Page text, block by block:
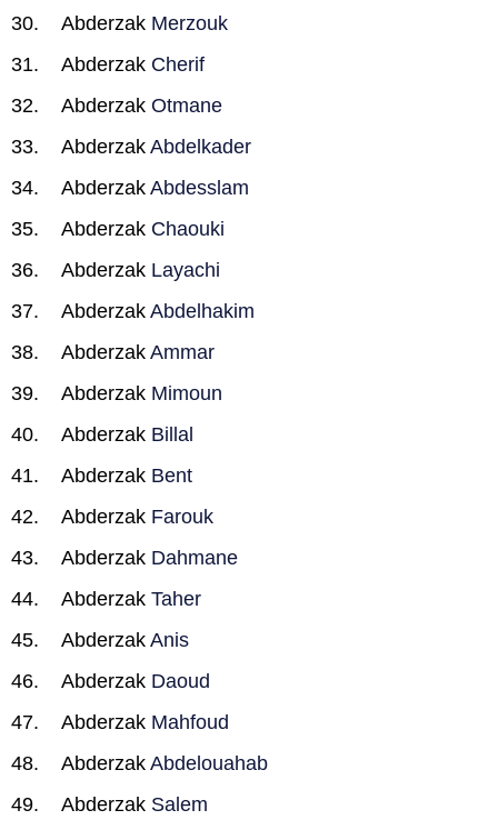
Abderzak Merzouk
Abderzak Cherif
Abderzak Otmane
Abderzak Abdelkader
Abderzak Abdesslam
Abderzak Chaouki
Abderzak Layachi
Abderzak Abdelhakim
Abderzak Ammar
Abderzak Mimoun
Abderzak Billal
Abderzak Bent
Abderzak Farouk
Abderzak Dahmane
Abderzak Taher
Abderzak Anis
Abderzak Daoud
Abderzak Mahfoud
Abderzak Abdelouahab
Abderzak Salem